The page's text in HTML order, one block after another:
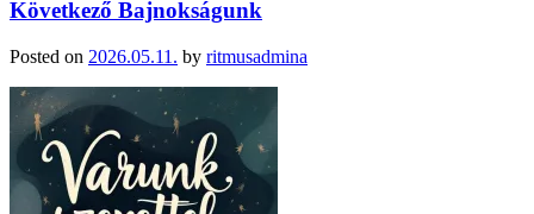
Következő Bajnokságunk
Posted on 2026.05.11. by ritmusadmina